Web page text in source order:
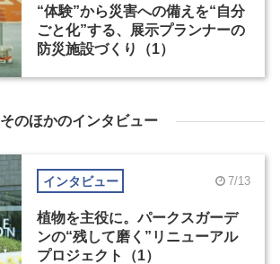
“体験”から災害への備えを“自分
ごと化”する、展示プランナーの
防災施設づくり（1）
そのほかのインタビュー
インタビュー 7/13
植物を主役に。パークスガーデ
ンの“残して磨く”リニューアル
プロジェクト（1）